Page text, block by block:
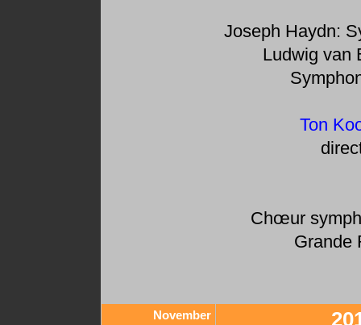
Joseph Haydn:
Ludwig van
Ton
Chœur
Grande
November